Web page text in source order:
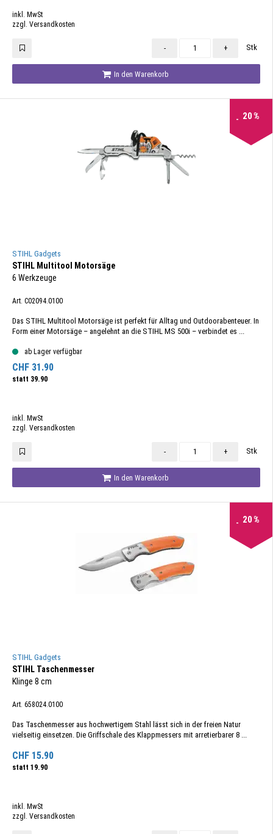
inkl. MwSt
zzgl. Versandkosten
- + Stk
In den Warenkorb
20%
STIHL Gadgets
STIHL Multitool Motorsäge
6 Werkzeuge
Art. C02094.0100
Das STIHL Multitool Motorsäge ist perfekt für Alltag und Outdoorabenteuer. In
Form einer Motorsäge – angelehnt an die STIHL MS 500i – verbindet es ...
ab Lager verfügbar
CHF 31.90
statt 39.90
inkl. MwSt
zzgl. Versandkosten
- + Stk
In den Warenkorb
20%
STIHL Gadgets
STIHL Taschenmesser
Klinge 8 cm
Art. 658024.0100
Das Taschenmesser aus hochwertigem Stahl lässt sich in der freien Natur
vielseitig einsetzen. Die Griffschale des Klappmessers mit arretierbarer 8 ...
CHF 15.90
statt 19.90
inkl. MwSt
zzgl. Versandkosten